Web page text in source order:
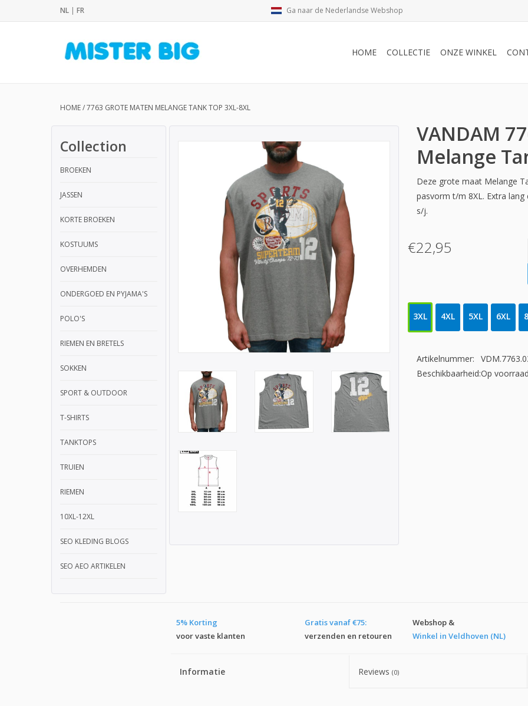
NL | FR Ga naar de Nederlandse Webshop
HOME COLLECTIE ONZE WINKEL
HOME/7763 GROTE MATEN MELANGE TANK TOP 3XL-8XL
Collection
BROEKEN
JASSEN
KORTE BROEKEN
KOSTUUMS
OVERHEMDEN
ONDERGOED EN PYJAMA'S
POLO'S
RIEMEN EN BRETELS
SOKKEN
SPORT & OUTDOOR
T-SHIRTS
TANKTOPS
TRUIEN
RIEMEN
10XL-12XL
SEO KLEDING BLOGS
SEO AEO ARTIKELEN
VANDAM
Melange
Deze grote maat Melange
pasvorm t/m 8XL. Extra
s/j.
€22,95
3XL 4XL 5XL 6XL
Artikelnummer:
Beschikbaarheid:Op voorraad
5% Korting
voor vaste klanten
Gratis vanaf €75:
verzenden en retouren
Webshop &
Winkel in Veldhoven (NL)
Informatie Reviews (0)